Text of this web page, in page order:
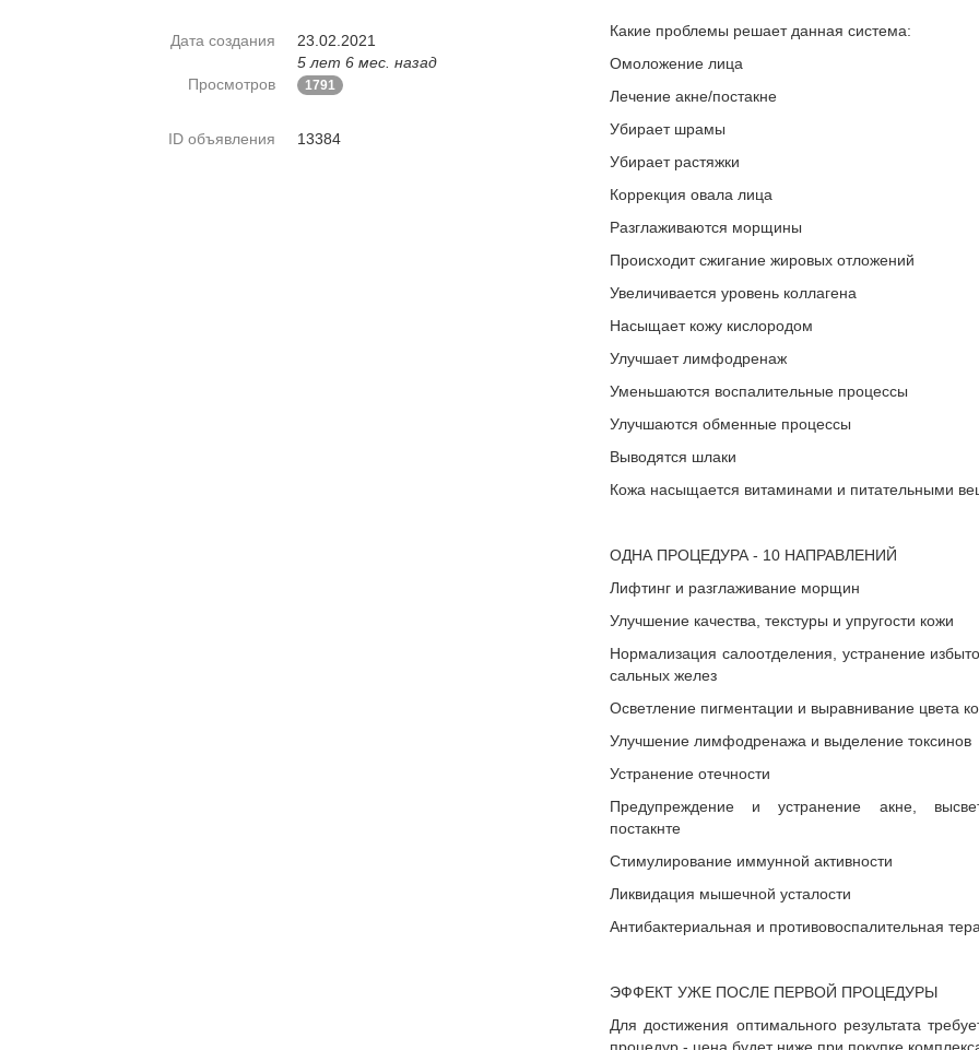
Какие проблемы решает данная система:
Омоложение лица
Лечение акне/постакне
Убирает шрамы
Убирает растяжки
Коррекция овала лица
Разглаживаются морщины
Происходит сжигание жировых отложений
Увеличивается уровень коллагена
Насыщает кожу кислородом
Улучшает лимфодренаж
Уменьшаются воспалительные процессы
Улучшаются обменные процессы
Выводятся шлаки
Кожа насыщается витаминами и питательными
ОДНА ПРОЦЕДУРА - 10 НАПРАВЛЕНИЙ
Лифтинг и разглаживание морщин
Улучшение качества, текстуры и упругости кожи
Нормализация салоотделения, устранение
сальных желез
Осветление пигментации и выравнивание цвета
Улучшение лимфодренажа и выделение токсинов
Устранение отечности
Предупреждение и устранение акне,
постакнте
Стимулирование иммунной активности
Ликвидация мышечной усталости
Антибактериальная и противовоспалительная
ЭФФЕКТ УЖЕ ПОСЛЕ ПЕРВОЙ ПРОЦЕДУРЫ
Для достижения оптимального результата
Дата создания
23.02.2021
5 лет 6 мес. назад
Просмотров
1791
ID объявления 13384